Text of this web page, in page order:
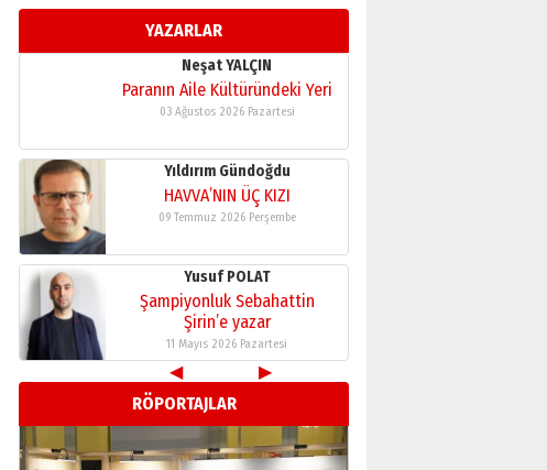
YAZARLARNeşat YALÇIN
Paranın Aile Kültüründeki Yeri
03 Ağustos 2026 Pazartesi
HAVVA’NIN ÜÇ KIZI
09 Temmuz 2026 Perşembe
Şampiyonluk Sebahattin
Şirin’e yazar
11 Mayıs 2026 Pazartesi
Neşat YALÇIN
Paranın Aile Kültüründeki Yeri
03 Ağustos 2026 Pazartesi
Yıldırım Gündoğdu
◀
▶
RÖPORTAJLAR